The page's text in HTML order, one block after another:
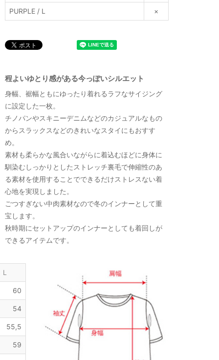
PURPLE / L ×
程よいゆとり感がある今っぽいシルエット
身幅、裾幅ともにゆったり着れるラフなサイジング
に設定した一枚。
チノパンやスキニーデニムなどのカジュアルなもの
からスラックスなどのきれいなスタイにもおすす
め。
素材も柔らかな風合いながらに着込むほどに身体に
馴染むしっかりとしたストレッチ裏毛で伸縮性のあ
る素材を使用することでできるだけストレスない着
心地を実現しました。
ごつすぎない中肉素材なので冬のインナーとして重
宝します。
秋時期にセットアップのインナーとしても着回しが
できるアイテムです。
L
60
54
55,5
59